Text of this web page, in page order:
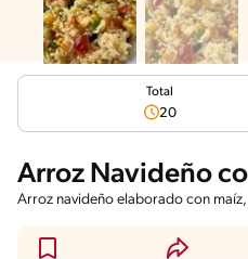
Total
20
Arroz Navideño
Arroz navideño elaborado con